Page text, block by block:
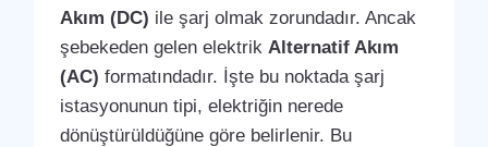
Akım (DC) ile şarj olmak zorundadır. Ancak
şebekeden gelen elektrik Alternatif Akım
(AC) formatındadır. İşte bu noktada şarj
istasyonunun tipi, elektriğin nerede
dönüştürüldüğüne göre belirlenir. Bu